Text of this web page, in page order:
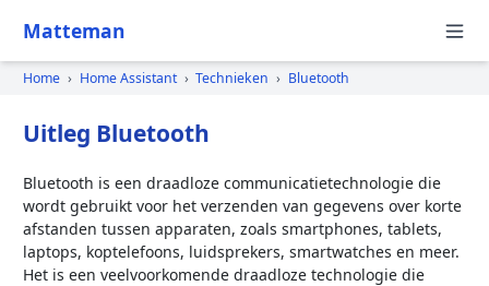
Matteman
Home › Home Assistant › Technieken › Bluetooth
Uitleg Bluetooth
Bluetooth is een draadloze communicatietechnologie die
wordt gebruikt voor het verzenden van gegevens over korte
afstanden tussen apparaten, zoals smartphones, tablets,
laptops, koptelefoons, luidsprekers, smartwatches en meer.
Het is een veelvoorkomende draadloze technologie die